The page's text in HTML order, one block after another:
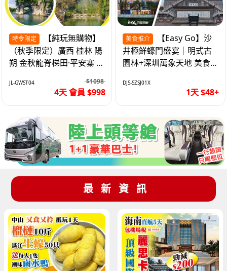
時令限定
（秋季限定）廣西 桂林 陽
朔 金秋龍脊梯田·平安寨 城
4天
JL-GWST04 $1098
4天 會員 $998
美食推介
井極鮮蠔門盛宴｜明式古
園林+深圳萬象天地 美食
DJS-SZSJ01X
1天 $48+
最新資訊